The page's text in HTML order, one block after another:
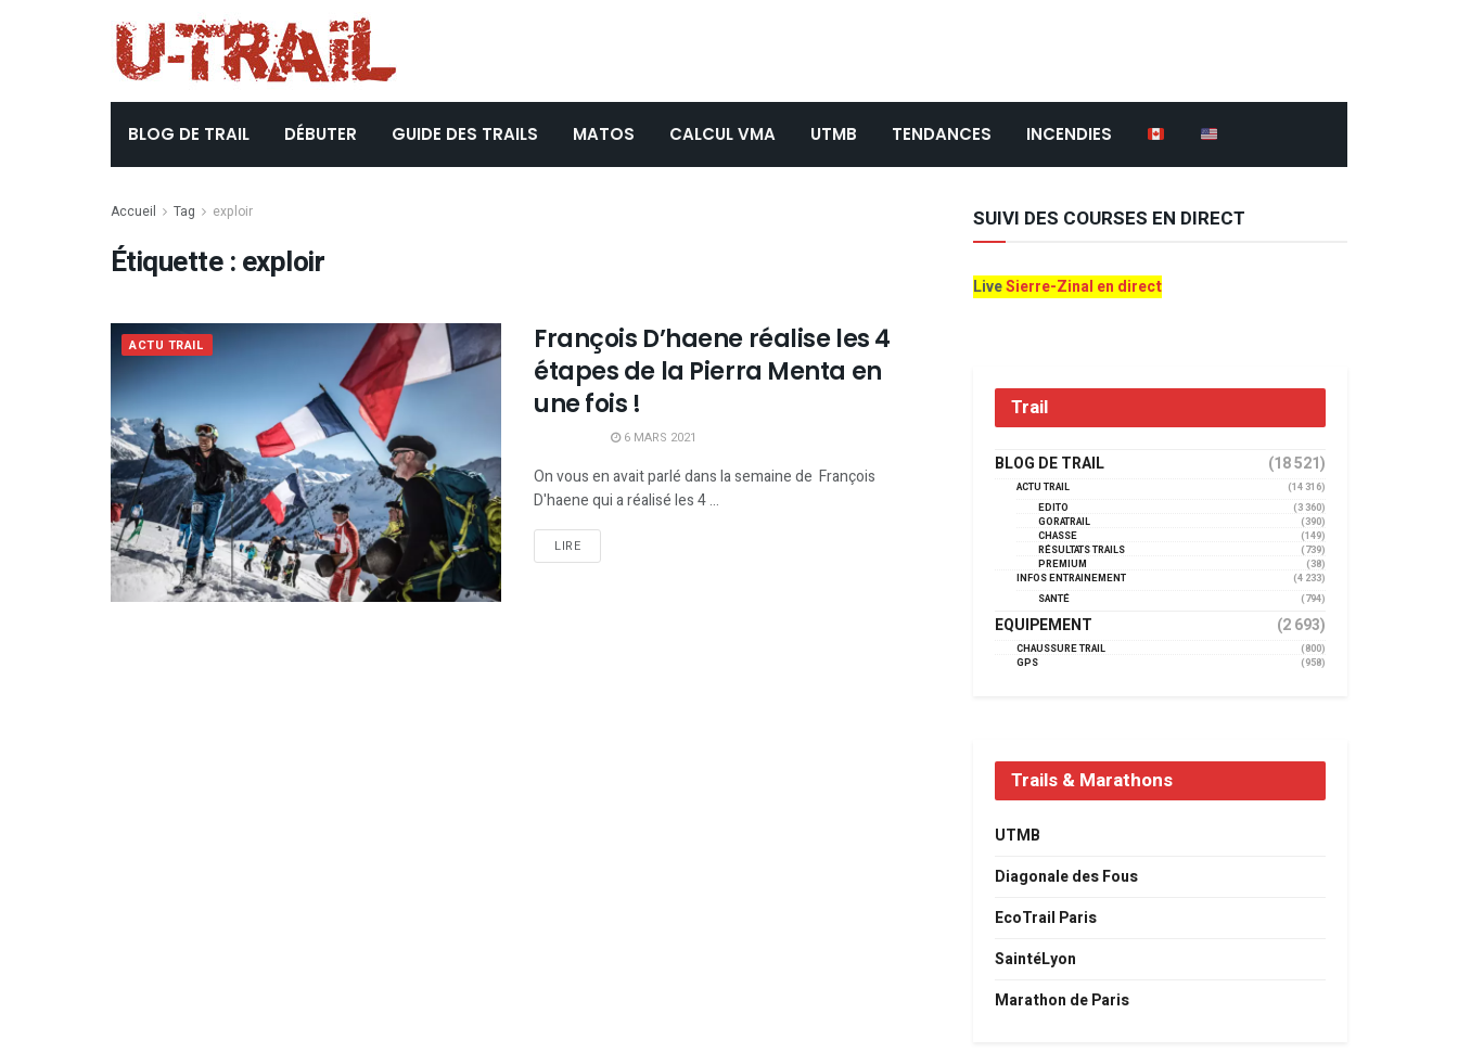
BLOG DE TRAIL DÉBUTER GUIDE DES TRAILS MATOS CALCUL VMA UTMB TENDANCES INCENDIES
Accueil Tag exploir
Étiquette :exploir
ACTU TRAIL
François D’haene réalise les 4
étapes de la Pierra Menta en
une fois !
6 MARS 2021
On vous en avait parlé dans la semaine de François
D'haene qui a réalisé les 4 ...
LIRE
SUIVI DES COURSES EN DIRECT
LiveSierre-Zinal en direct
Trail
BLOG DE TRAIL (18 521)
ACTU TRAIL
(14 316)
EDITO
(3 360)
GORATRAIL
(390)
CHASSE
(149)
RÉSULTATS TRAILS
(739)
PREMIUM
(38)
INFOS ENTRAINEMENT
(4 233)
SANTÉ
(794)
EQUIPEMENT (2 693)
CHAUSSURE TRAIL
(800)
GPS
(958)
Trails & Marathons
UTMB
Diagonale des Fous
EcoTrail Paris
SaintéLyon
Marathon de Paris